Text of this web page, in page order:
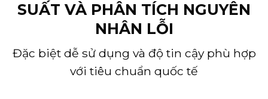
SUẤT VÀ PHÂN TÍCH NGUYÊN
NHÂN LỖI
Đặc biệt dễ sử dụng và độ tin cậy phù hợp
với tiêu chuẩn quốc tế